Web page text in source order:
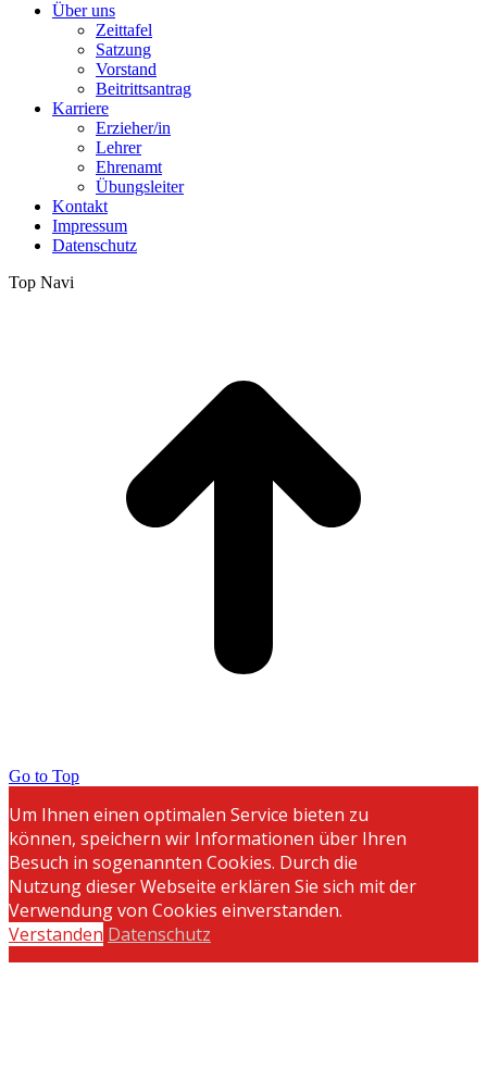
Über uns
Zeittafel
Satzung
Vorstand
Beitrittsantrag
Karriere
Erzieher/in
Lehrer
Ehrenamt
Übungsleiter
Kontakt
Impressum
Datenschutz
Top Navi
Go to Top
Um Ihnen einen optimalen Service bieten zu
können, speichern wir Informationen über Ihren
Besuch in sogenannten Cookies. Durch die
Nutzung dieser Webseite erklären Sie sich mit der
Verwendung von Cookies einverstanden.
Verstanden Datenschutz